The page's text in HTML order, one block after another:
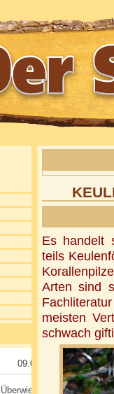
Es handelt
teils
Arten sind
meisten
schwach